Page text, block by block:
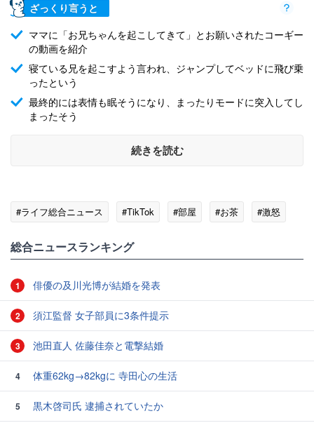
ざっくり言うと
ママに「お兄ちゃんを起こしてきて」とお願いされたコーギー
の動画を紹介
寝ている兄を起こすよう言われ、ジャンプしてベッドに飛び乗
ったという
最終的には表情も眠そうになり、まったりモードに突入してし
まったそう
続きを読む
#ライフ総合ニュース #TikTok #部屋 #お茶 #激怒
総合ニュースランキング
1 俳優の及川光博が結婚を発表
2 須江監督 女子部員に3条件提示
3 池田直人 佐藤佳奈と電撃結婚
4 体重62kg→82kgに 寺田心の生活
5
黒木啓司氏 逮捕されていたか